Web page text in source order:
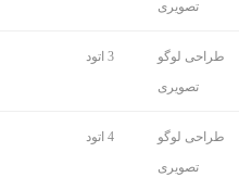
تصویری
طراحی لوگو
تصویری
3 اتود
طراحی لوگو
تصویری
4 اتود